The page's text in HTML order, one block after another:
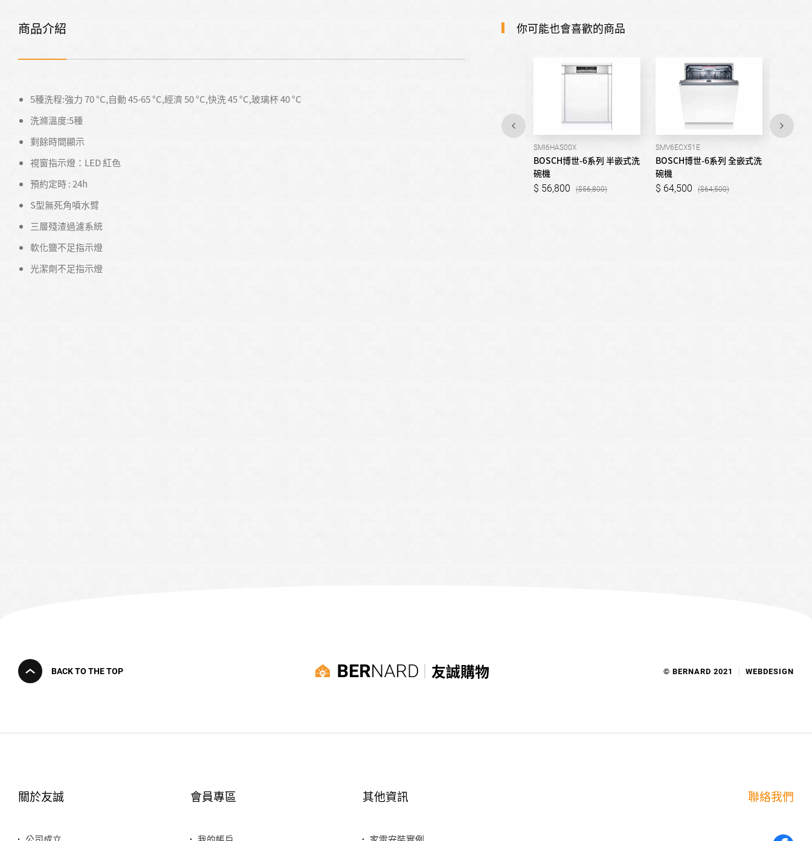
商品介紹
5種洗程:強力 70 °C,自動 45-65 °C,經濟 50 °C,快洗 45 °C,玻璃杯 40 °C
洗滌溫度:5種
剩餘時間顯示
視窗指示燈：LED 紅色
預約定時 : 24h
S型無死角噴水臂
三層殘渣過濾系統
軟化鹽不足指示燈
光潔劑不足指示燈
你可能也會喜歡的商品
SMI6HAS00X
BOSCH博世-6系列 半嵌式洗
碗機
56,800 56,800
SMV6ECX51E
BOSCH博世-6系列 全嵌式洗
碗機
64,500 64,500
BACK TO THE TOP 友誠購物 © BERNARD 2021 WEBDESIGN
關於友誠 會員專區 其他資訊 聯絡我們